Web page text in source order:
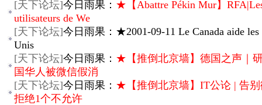
[天下论坛]今日雨果： ★【Abattre Pékin Mur】
utilisateurs de We
[天下论坛]今日雨果：★2001-09-11 Le Canada aide les
Unis
[天下论坛]今日雨果： ★【推倒北京墙】德国之声｜
国华人被微信假消
[天下论坛]今日雨果： ★【推倒北京墙】IT公论 | 告
拒绝1个不允许